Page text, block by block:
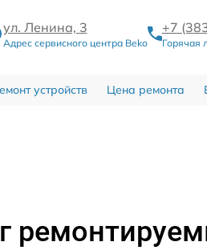
ул. Ленина, 3
Адрес сервисного центра Beko
+7
Горячая
устройств Цена ремонта